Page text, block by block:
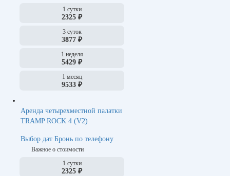
1 сутки
2325 ₽
3 суток
3877 ₽
1 неделя
5429 ₽
1 месяц
9533 ₽
Аренда четырехместной палатки
TRAMP ROCK 4 (V2)
Выбор дат Бронь по телефону
Важное о стоимости
1 сутки
2325 ₽